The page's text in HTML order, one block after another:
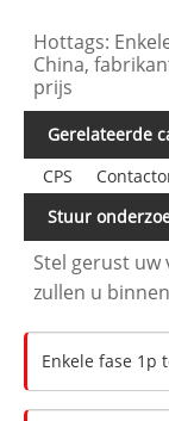
Hottags:
China,
prijs
Gerelateerde
CPS
Stuur
Stel gerust
zullen u